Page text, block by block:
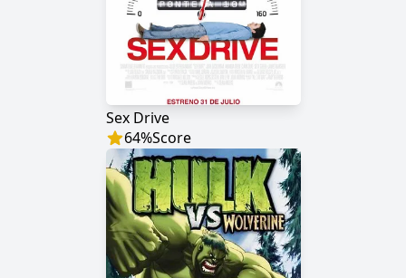
Sex Drive
64%Score